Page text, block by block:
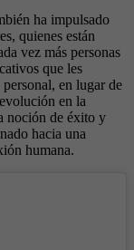
ha impulsado
quienes están
vez más personas
que les
en lugar de
en la
noción de éxito y
hacia una
humana.